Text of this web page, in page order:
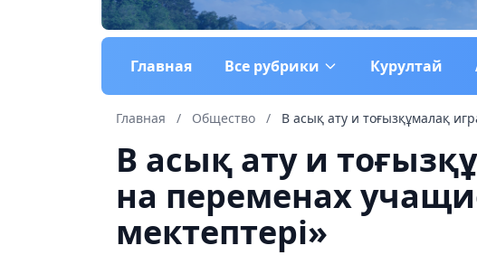
Главная Все рубрики Курултай
Главная / Общество / В асық ату и тоғызқұмалақ
В асық ату и
на переменах
мектептері»